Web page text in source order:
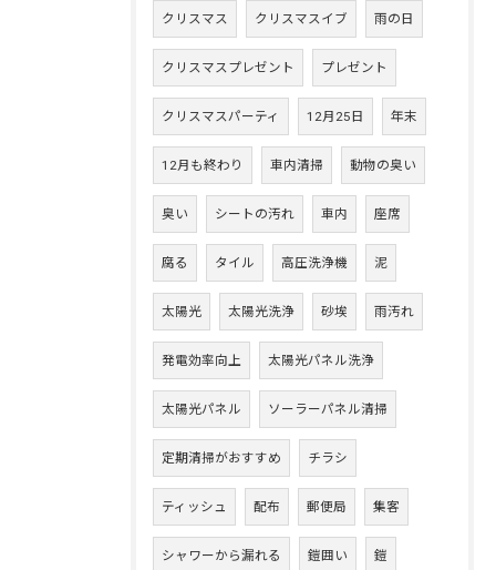
クリスマス クリスマスイブ 雨の日
クリスマスプレゼント プレゼント
クリスマスパーティ 12月25日 年末
12月も終わり 車内清掃 動物の臭い
臭い シートの汚れ 車内 座席
腐る タイル 高圧洗浄機 泥
太陽光 太陽光洗浄 砂埃 雨汚れ
発電効率向上 太陽光パネル洗浄
太陽光パネル ソーラーパネル清掃
定期清掃がおすすめ チラシ
ティッシュ 配布 郵便局 集客
シャワーから漏れる 鎧囲い 鎧